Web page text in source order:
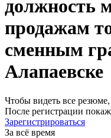
должность
продажам
сменным
Алапаевске
Чтобы видеть все резюме,
После регистрации
Зарегистрироваться
За всё время